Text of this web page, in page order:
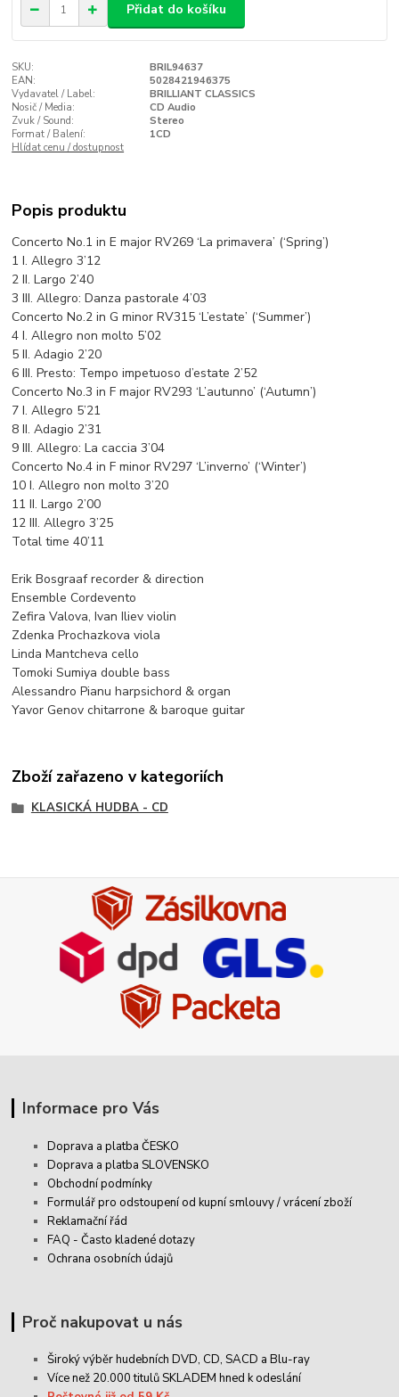
Přidat do košíku
SKU:
BRIL94637
EAN:
5028421946375
Vydavatel / Label:
BRILLIANT CLASSICS
Nosič / Media:
CD Audio
Zvuk / Sound:
Stereo
Format / Balení:
1CD
Hlídat cenu / dostupnost
Popis produktu
Concerto No.1 in E major RV269 ‘La primavera’ (‘Spring’)
1 I. Allegro 3’12
2 II. Largo 2’40
3 III. Allegro: Danza pastorale 4’03
Concerto No.2 in G minor RV315 ‘L’estate’ (‘Summer’)
4 I. Allegro non molto 5’02
5 II. Adagio 2’20
6 III. Presto: Tempo impetuoso d’estate 2’52
Concerto No.3 in F major RV293 ‘L’autunno’ (‘Autumn’)
7 I. Allegro 5’21
8 II. Adagio 2’31
9 III. Allegro: La caccia 3’04
Concerto No.4 in F minor RV297 ‘L’inverno’ (‘Winter’)
10 I. Allegro non molto 3’20
11 II. Largo 2’00
12 III. Allegro 3’25
Total time 40’11
Erik Bosgraaf recorder & direction
Ensemble Cordevento
Zefira Valova, Ivan Iliev violin
Zdenka Prochazkova viola
Linda Mantcheva cello
Tomoki Sumiya double bass
Alessandro Pianu harpsichord & organ
Yavor Genov chitarrone & baroque guitar
Zboží zařazeno v kategoriích
KLASICKÁ HUDBA - CD
Informace pro Vás
Doprava a platba ČESKO
Doprava a platba SLOVENSKO
Obchodní podmínky
Formulář pro odstoupení od kupní smlouvy / vrácení zboží
Reklamační řád
FAQ - Často kladené dotazy
Ochrana osobních údajů
Proč nakupovat u nás
Široký výběr hudebních DVD, CD,SACD a Blu-ray
Více než 20.000 titulů SKLADEM hned k odeslání